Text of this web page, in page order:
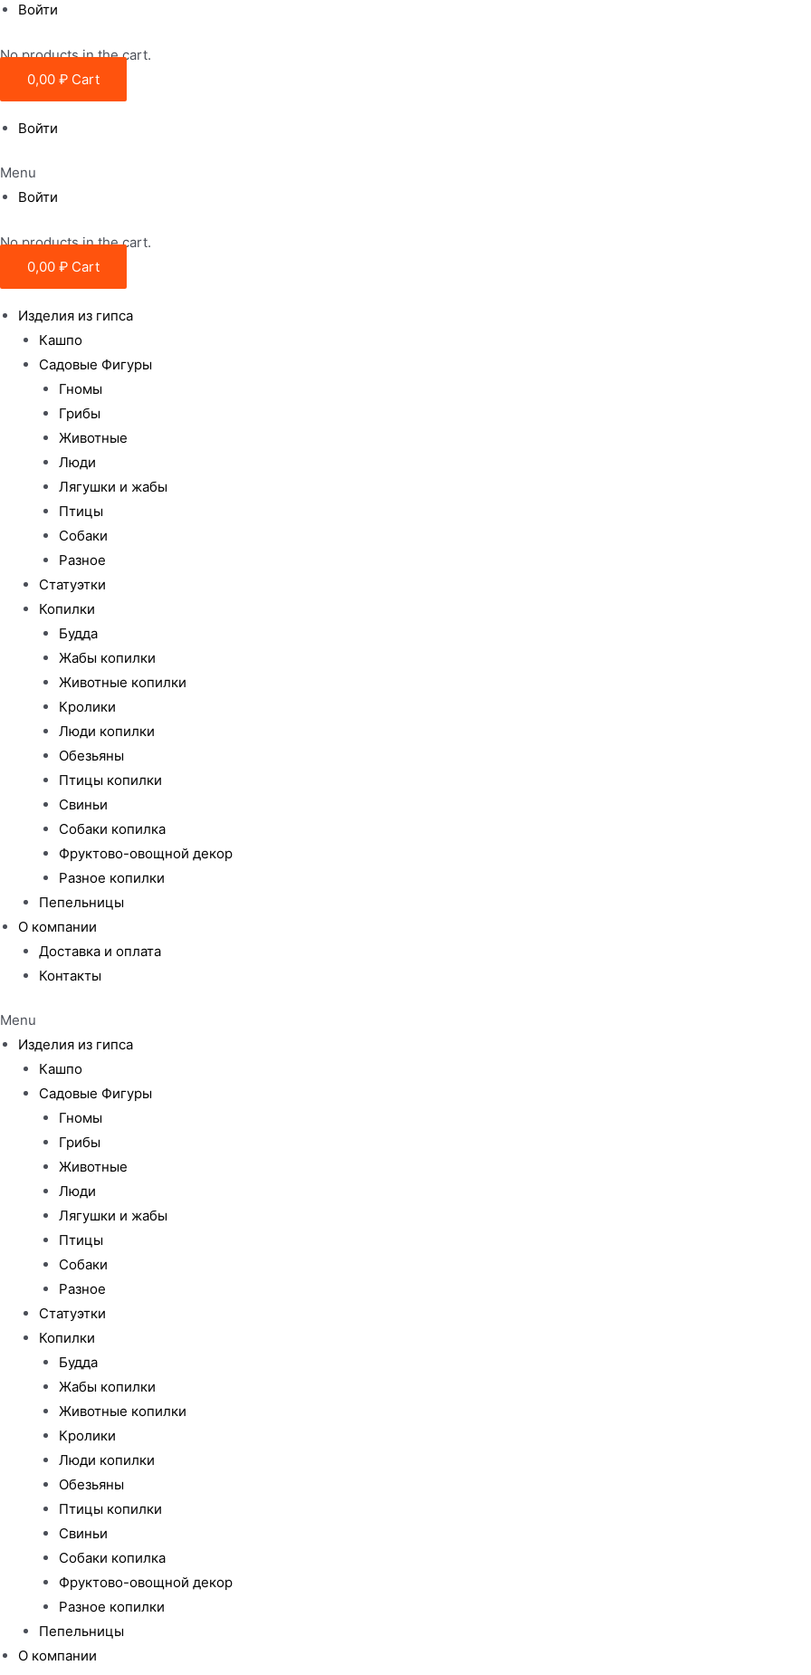
Войти
No products in the cart.
0,00 ₽ Cart
Войти
Menu
Войти
No products in the cart.
0,00 ₽ Cart
Изделия из гипса
Кашпо
Садовые Фигуры
Гномы
Грибы
Животные
Люди
Лягушки и жабы
Птицы
Собаки
Разное
Статуэтки
Копилки
Будда
Жабы копилки
Животные копилки
Кролики
Люди копилки
Обезьяны
Птицы копилки
Свиньи
Собаки копилка
Фруктово-овощной декор
Разное копилки
Пепельницы
О компании
Доставка и оплата
Контакты
Menu
Изделия из гипса
Кашпо
Садовые Фигуры
Гномы
Грибы
Животные
Люди
Лягушки и жабы
Птицы
Собаки
Разное
Статуэтки
Копилки
Будда
Жабы копилки
Животные копилки
Кролики
Люди копилки
Обезьяны
Птицы копилки
Свиньи
Собаки копилка
Фруктово-овощной декор
Разное копилки
Пепельницы
О компании